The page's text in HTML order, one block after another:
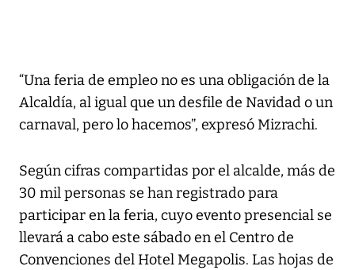
“Una feria de empleo no es una obligación de la
Alcaldía, al igual que un desfile de Navidad o un
carnaval, pero lo hacemos”, expresó Mizrachi.
Según cifras compartidas por el alcalde, más de
30 mil personas se han registrado para
participar en la feria, cuyo evento presencial se
llevará a cabo este sábado en el Centro de
Convenciones del Hotel Megapolis. Las hojas de